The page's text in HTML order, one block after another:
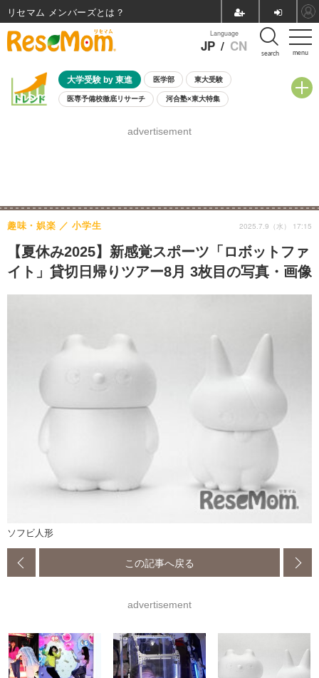
menu
Language
JP / CN search
大学受験 by 東進 医学部 東大受験
医専予備校徹底リサーチ 河合塾×東大特集
8月開催学校説明会・相談会
advertisement
【夏休み2025】新感覚スポーツ「ロボットファ
イト」貸切日帰りツアー8月 3枚目の写真・画像
趣味・娯楽 小学生 2025.7.9（水） 17:15
ソフビ人形
この記事へ戻る
advertisement
リセマム メンバーズ